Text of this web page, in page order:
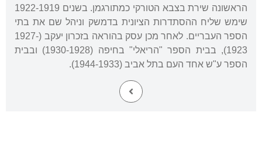
הראשונה שירת בצבא הטורקי כמתורגמן. בשנים 1922-1919
שימש שליח ההסתדרות הציונית בדמשק וניהל שם את בתי
הספר העבריים. לאחר מכן עסק בהוראה בזכרון יעקב (1927-
1923), בבית הספר "הריאלי" בחיפה (1930-1928) ובבית
הספר ע"ש אחד העם בתל אביב (1944-1933).